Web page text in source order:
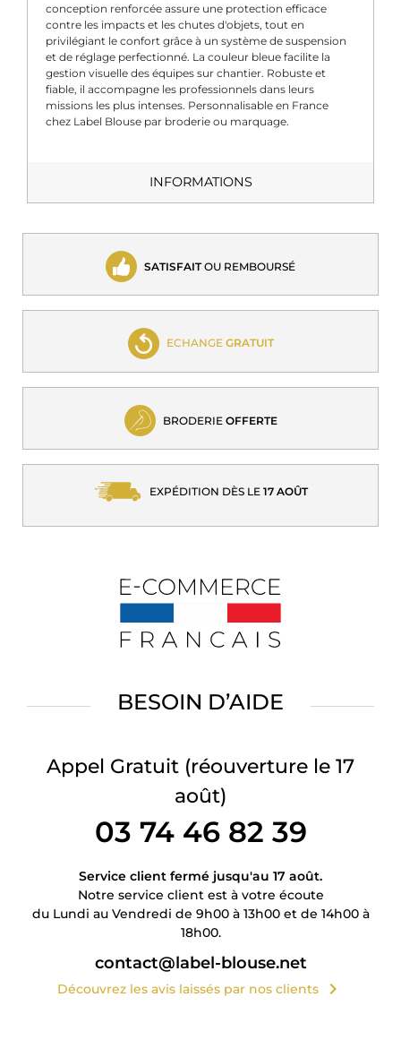
conception renforcée assure une protection efficace
contre les impacts et les chutes d'objets, tout en
privilégiant le confort grâce à un système de suspension
et de réglage perfectionné. La couleur bleue facilite la
gestion visuelle des équipes sur chantier. Robuste et
fiable, il accompagne les professionnels dans leurs
missions les plus intenses. Personnalisable en France
chez Label Blouse par broderie ou marquage.
INFORMATIONS
SATISFAITOU REMBOURSÉ
ECHANGE GRATUIT
BRODERIE OFFERTE
EXPÉDITION DÈS LE 17 AOÛT
BESOIN D’AIDE
Appel Gratuit (réouverture le 17
août)
03 74 46 82 39
Service client fermé jusqu'au 17 août.
Notre service client est à votre écoute
du Lundi au Vendredi de 9h00 à 13h00 et de 14h00 à
18h00.
contact@label-blouse.net
Découvrez les avis laissés par nos clients chevron_right